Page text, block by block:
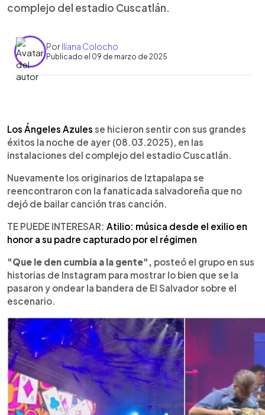
complejo del estadio Cuscatlán.
PorIliana Colocho
Publicado el 09 de marzo de 2025
Escuchar artículo
Los Ángeles Azules se hicieron sentir con sus grandes
éxitos la noche de ayer (08.03.2025), en las
instalaciones del complejo del estadio Cuscatlán.
Nuevamente los originarios de Iztapalapa se
reencontraron con la fanaticada salvadoreña que no
dejó de bailar canción tras canción.
TE PUEDE INTERESAR: Atilio: música desde el exilio en
honor a su padre capturado por el régimen
"Que le den cumbia a la gente", posteó el grupo en sus
historias de Instagram para mostrar lo bien que se la
pasaron y ondear la bandera de El Salvador sobre el
escenario.